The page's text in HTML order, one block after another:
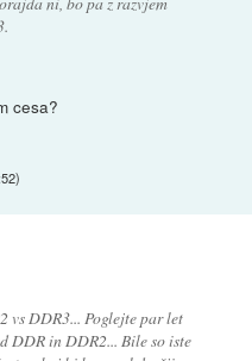
cesa?
)
vs DDR3... Poglejte par let
DDR in DDR2... Bile so iste